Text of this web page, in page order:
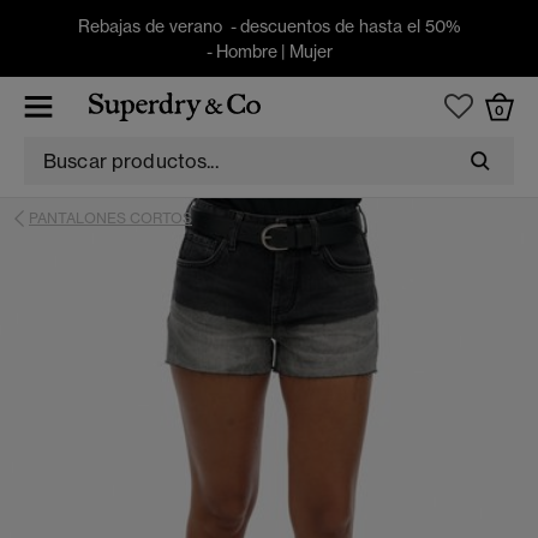
Rebajas de verano - descuentos de hasta el 50%
- Hombre| Mujer
0
PANTALONES CORTOS